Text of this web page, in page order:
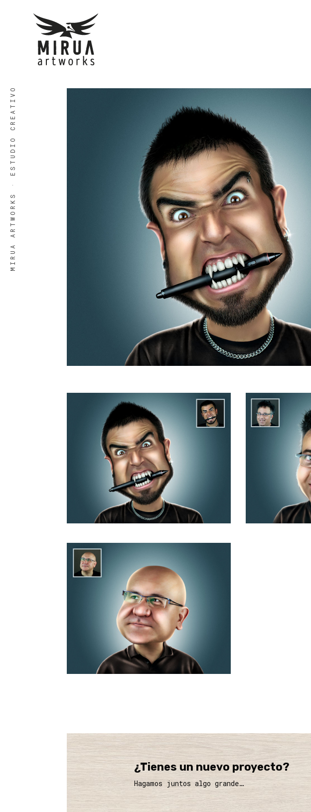
MIRUA ARTWORKS · ESTUDIO CREATIVO
¿Tienes un nuevo proyecto?
Hagamos juntos algo grande…